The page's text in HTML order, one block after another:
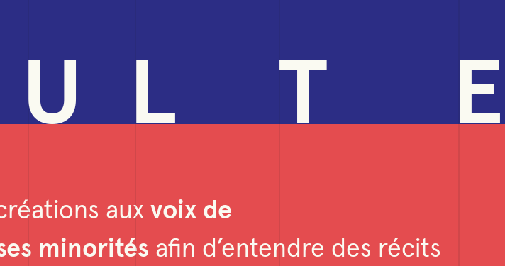
U L T E
aux voix de
minorités afin d’entendre des récits